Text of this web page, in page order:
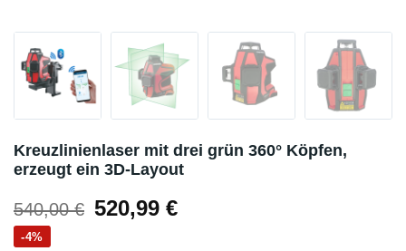
Kreuzlinienlaser mit drei grün 360° Köpfen,
erzeugt ein 3D-Layout
540,00€ Ursprünglicher
520,99 €Aktueller
-4%